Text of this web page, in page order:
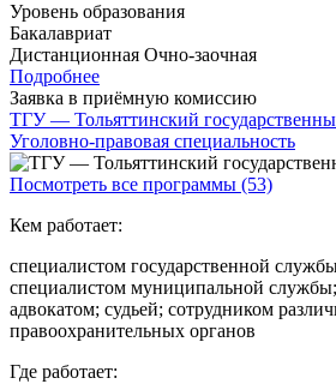
Уровень образования
Бакалавриат
Дистанционная Очно-заочная
Подробнее
Заявка в приёмную комиссию
ТГУ — Тольяттинский
Уголовно-правовая специальность
Посмотреть все программы (53)
Кем работает:
специалистом государственной
специалистом муниципальной
адвокатом; судьей; сотрудником
правоохранительных органов
Где работает: